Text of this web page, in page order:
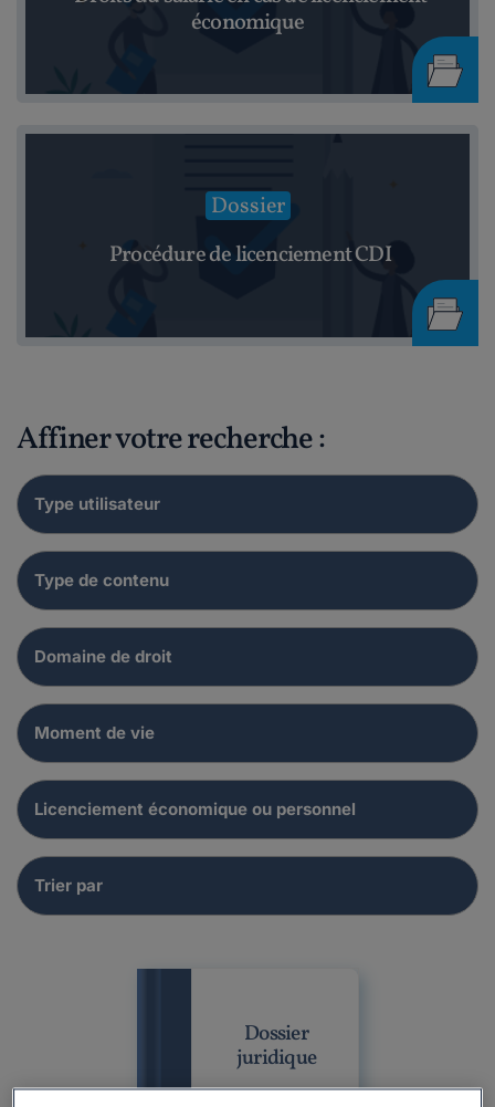
économique
Dossier
Procédure de licenciement CDI
Affiner votre recherche :
Dossier
juridique